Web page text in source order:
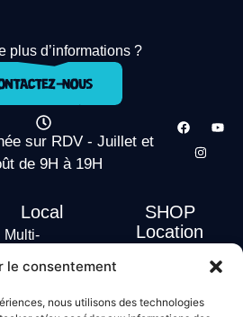
le consentement
nous utilisons des technologies
plus d’informations ?
sur RDV - Juillet et
de 9H à 19H
Local
Multi-
SHOP
Location